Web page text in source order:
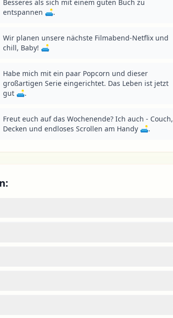
Besseres als sich mit einem guten Buch zu
entspannen 🛋.
Wir planen unsere nächste Filmabend-Netflix und
chill, Baby! 🛋
Habe mich mit ein paar Popcorn und dieser
großartigen Serie eingerichtet. Das Leben ist jetzt
gut 🛋.
Freut euch auf das Wochenende? Ich auch - Couch,
Decken und endloses Scrollen am Handy 🛋.